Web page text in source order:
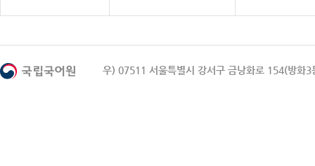
우) 07511 서울특별시 강서구 금낭화로 154(방화3